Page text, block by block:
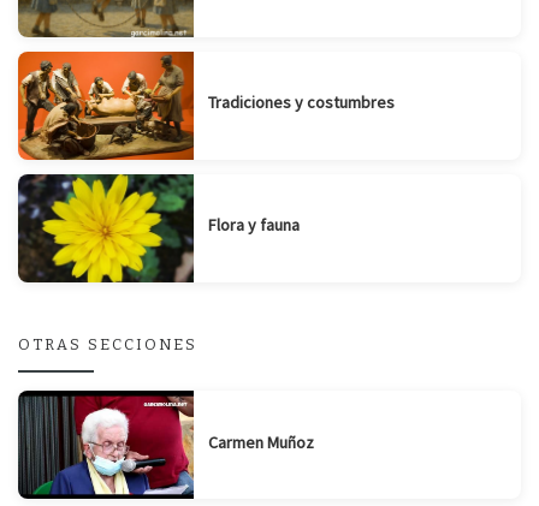
Tradiciones y costumbres
Flora y fauna
OTRAS SECCIONES
Carmen Muñoz